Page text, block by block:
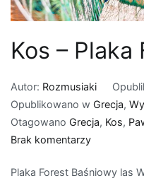
Kos – Plaka
Autor: Rozmusiaki
Opublikowano w Grecja,
Otagowano Grecja, Kos,
Brak komentarzydo
–
Plaka Forest Baśniowy las